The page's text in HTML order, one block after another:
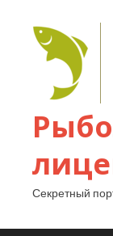
Секретный